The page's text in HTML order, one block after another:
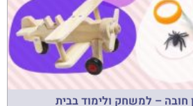
חובה – למשחק ולימוד בבית